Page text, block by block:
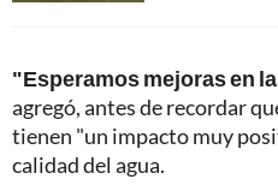
"Esperamos mejoras en
agregó, antes de recordar
tienen "un impacto muy
calidad del agua.